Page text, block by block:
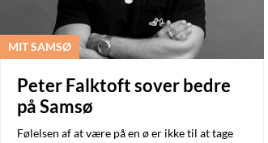
MIT SAMSØ
Peter Falktoft sover bedre
på Samsø
Følelsen af at være på en ø er ikke til at tage